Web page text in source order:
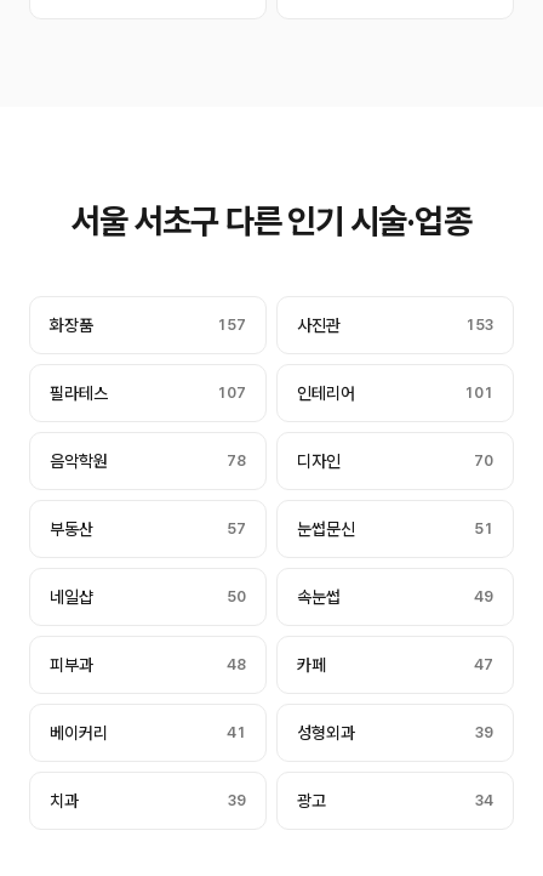
서울 서초구 다른 인기 시술·업종
화장품 157 사진관 153
필라테스 107 인테리어 101
음악학원 78 디자인 70
부동산 57 눈썹문신 51
네일샵 50 속눈썹 49
피부과 48 카페 47
베이커리 41 성형외과 39
치과 39 광고 34